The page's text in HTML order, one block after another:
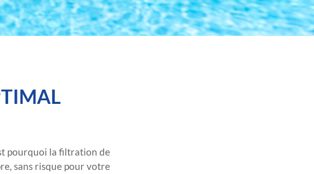
pourquoi la filtration de
sans risque pour votre